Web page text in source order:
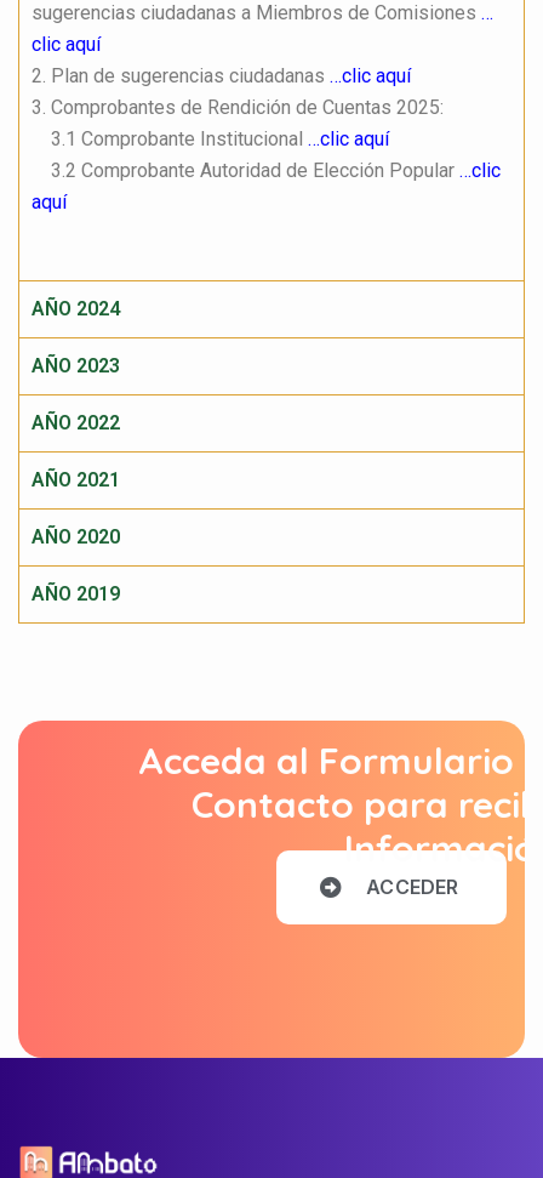
sugerencias ciudadanas a Miembros de Comisiones …
clic aquí
2. Plan de sugerencias ciudadanas …clic aquí
3. Comprobantes de Rendición de Cuentas 2025:
3.1 Comprobante Institucional …clic aquí
3.2 Comprobante Autoridad de Elección Popular …clic
aquí
AÑO 2024
AÑO 2023
AÑO 2022
AÑO 2021
AÑO 2020
AÑO 2019
Acceda al Formulario
Contacto para
ACCEDER